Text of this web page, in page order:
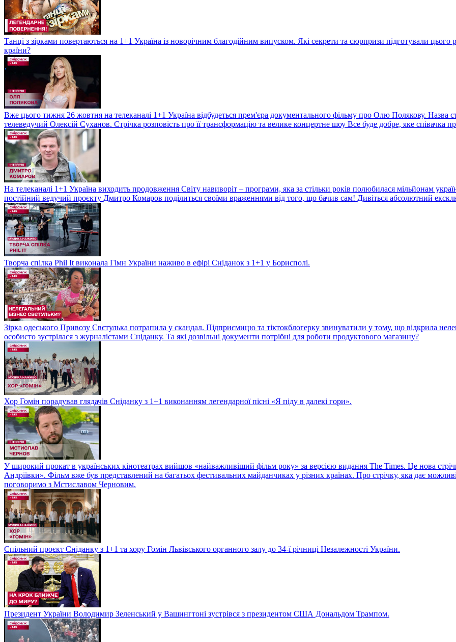
Танці з зірками повертаються на 1+1 Україна із новорічним благодійним випуском. Які секрети та сюрпризи підготували
країни?
Вже цього тижня 26 жовтня на телеканалі 1+1 Україна відбудеться прем'єра документального фільму про Олю Полякову. Назва
телеведучий Олексій Суханов. Стрічка розповість про її трансформацію та велике концертне шоу Все буде добре, яке співачка
На телеканалі 1+1 Україна виходить продовження Світу навиворіт – програми, яка за стільки років полюбилася мільйонам
постійний ведучий проєкту Дмитро Комаров поділиться своїми враженнями від того, що бачив сам! Дивіться абсолютний
Творча спілка Phil It виконала Гімн України наживо в ефірі Сніданок з 1+1 у Борисполі.
Зірка одеського Привозу Свєтулька потрапила у скандал. Підприємицю та тіктокблогерку звинуватили у тому, що відкрила
особисто зустрілася з журналістами Сніданку. Та які дозвільні документи потрібні для роботи продуктового магазину?
Хор Гомін порадував глядачів Сніданку з 1+1 виконанням легендарної пісні «Я піду в далекі гори».
У широкий прокат в українських кінотеатрах вийшов «найважливіший фільм року» за версією видання The Times. Це нова
Андріївки». Фільм вже був представлений на багатьох фестивальних майданчиках у різних країнах. Про стрічку, яка дає
поговоримо з Мстиславом Черновим.
Спільний проєкт Сніданку з 1+1 та хору Гомін Львівського органного залу до 34-ї річниці Незалежності України.
Президент України Володимир Зеленський у Вашингтоні зустрівся з президентом США Дональдом Трампом.